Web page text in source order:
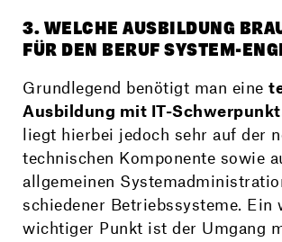
3. WELCHE AUSBILDUNG
FÜR DEN BERUF SYSTEM-
Grundlegend benötigt man eine
Aus­bildung mit IT-
liegt hierbei jedoch sehr auf der
technischen Komponente sowie
allgemeinen
schiedener Betriebs­systeme. Ein
wichtiger Punkt ist der Umgang